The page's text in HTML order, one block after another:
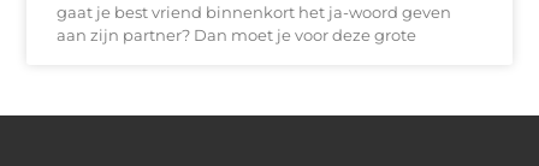
gaat je best vriend binnenkort het ja-woord geven
aan zijn partner? Dan moet je voor deze grote